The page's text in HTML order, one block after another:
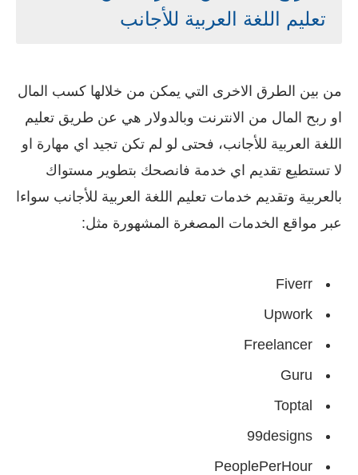
تعليم اللغة العربية للأجانب
من بين الطرق الاخرى التي يمكن من خلالها كسب المال
او ربح المال من الانترنت وبالدولار هي عن طريق تعليم
اللغة العربية للأجانب، فحتى لو لم تكن تجيد اي مهارة او
لا تستطيع تقديم اي خدمة فانصحك بتطوير مستواك
بالعربية وتقديم خدمات تعليم اللغة العربية للأجانب سواءا
عبر مواقع الخدمات المصغرة المشهورة مثل:
Fiverr
Upwork
Freelancer
Guru
Toptal
99designs
PeoplePerHour